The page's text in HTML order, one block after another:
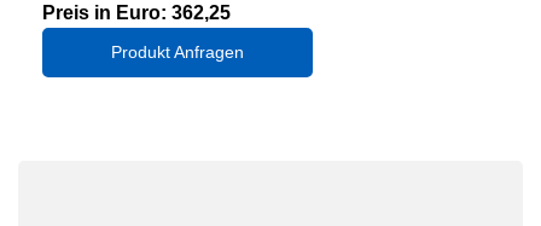
Preis in Euro: 362,25
Produkt Anfragen